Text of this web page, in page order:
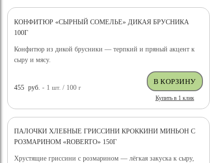
КОНФИТЮР «СЫРНЫЙ СОМЕЛЬЕ» ДИКАЯ БРУСНИКА
100Г
Конфитюр из дикой брусники — терпкий и пряный акцент к
сыру и мясу.
455 руб. - 1шт. / 100г
Купить в 1 клик
ПАЛОЧКИ ХЛЕБНЫЕ ГРИССИНИ КРОККИНИ МИНЬОН С
РОЗМАРИНОМ «ROBERTO» 150Г
Хрустящие гриссини с розмарином — лёгкая закуска к сыру,